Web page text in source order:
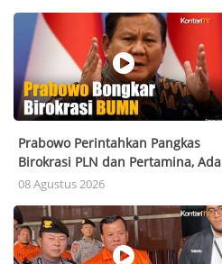
Prabowo Perintahkan Pangkas
Birokrasi PLN dan Pertamina, Ada
Apa?
08 Agustus 2026